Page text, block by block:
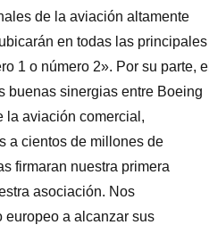
de la aviación altamente
en todas las principales
1 o número 2». Por su parte, el
buenas sinergias entre Boeing
la aviación comercial,
a cientos de millones de
firmaran nuestra primera
asociación. Nos
europeo a alcanzar sus